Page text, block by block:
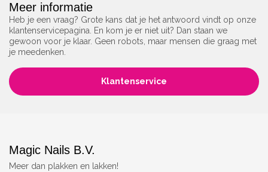
Meer informatie
Heb je een vraag? Grote kans dat je het antwoord vindt op onze
klantenservicepagina. En kom je er niet uit? Dan staan we
gewoon voor je klaar. Geen robots, maar mensen die graag met
je meedenken.
Klantenservice
Magic Nails B.V.
Meer dan plakken en lakken!